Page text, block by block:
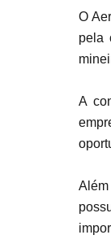
O
pela
A